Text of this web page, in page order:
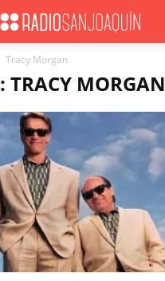
Tracy Morgan
TRACY MORGAN